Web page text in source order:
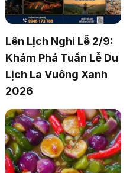
Lên Lịch Nghỉ Lễ 2/9:
Khám Phá Tuần Lễ Du
Lịch La Vuông Xanh
2026